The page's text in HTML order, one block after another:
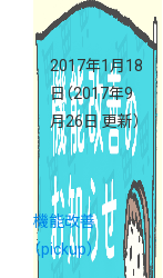
2017年1月18
日（2017年9
月26日 更新）
機能改善
（pickup）